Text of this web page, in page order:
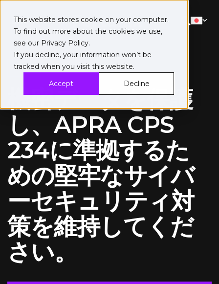
This website stores cookie on your computer.
To find out more about the cookies we use,
see our Privacy Policy.
If you decline, your information won’t be
tracked when you visit this website.
Accept
Decline
APRA
機密データを保護
し、APRA CPS
234に準拠するた
めの堅牢なサイバ
ーセキュリティ対
策を維持してくだ
さい。